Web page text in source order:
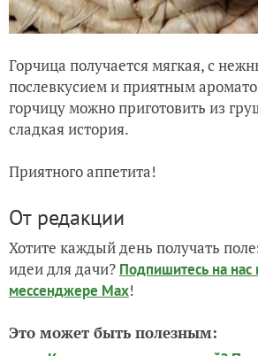
Горчица получается мягкая, с
послевкусием и приятным
горчицу можно приготовить из
сладкая история.
Приятного аппетита!
От редакции
Хотите каждый день получать
идеи для дачи? Подпишитесь на нас
мессенджере Max!
Это может быть полезным: